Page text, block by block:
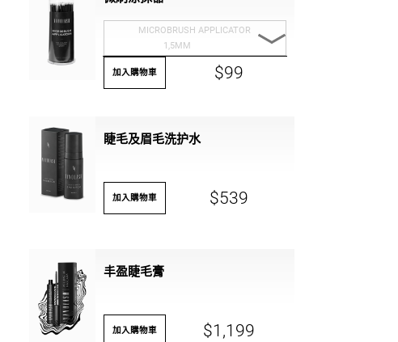
加入購物車
MICROBRUSH APPLICATOR
1,5MM
MICROBRUSH
APPLICATOR 1,5MM
MICROBRUSH
APPLICATOR 2 MM
MICROBRUSH
APLLICATOR 2,5MM
$99
睫毛及眉毛洗护水
加入購物車 $539
丰盈睫毛膏
加入購物車 $1,199